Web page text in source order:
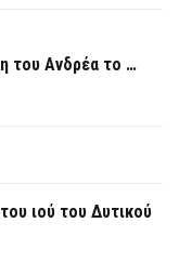
του Ανδρέα το …
ιού του Δυτικού